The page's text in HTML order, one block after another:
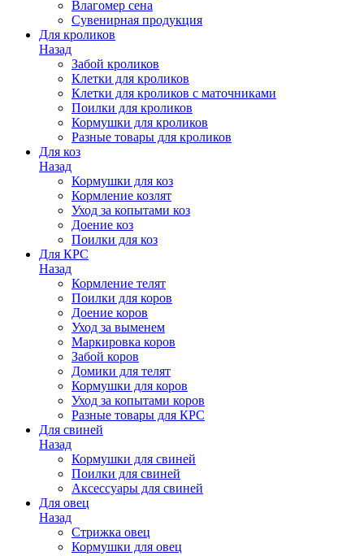
Влагомер сена
Сувенирная продукция
Для кроликов
Назад
Забой кроликов
Клетки для кроликов
Клетки для кроликов с маточниками
Поилки для кроликов
Кормушки для кроликов
Разные товары для кроликов
Для коз
Назад
Кормушки для коз
Кормление козлят
Уход за копытами коз
Доение коз
Поилки для коз
Для КРС
Назад
Кормление телят
Поилки для коров
Доение коров
Уход за выменем
Маркировка коров
Забой коров
Домики для телят
Кормушки для коров
Уход за копытами коров
Разные товары для КРС
Для свиней
Назад
Кормушки для свиней
Поилки для свиней
Аксессуары для свиней
Для овец
Назад
Стрижка овец
Кормушки для овец